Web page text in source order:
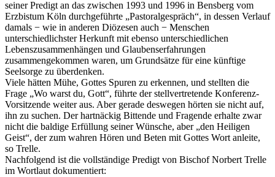
seiner Predigt an das zwischen 1993 und 1996 in Bensberg vom
Erzbistum Köln durchgeführte „Pastoralgespräch“, in dessen Verlauf
damals − wie in anderen Diözesen auch − Menschen
unterschiedlichster Herkunft mit ebenso unterschiedlichen
Lebenszusammenhängen und Glaubenserfahrungen
zusammengekommen waren, um Grundsätze für eine künftige
Seelsorge zu überdenken.
Viele hätten Mühe, Gottes Spuren zu erkennen, und stellten die
Frage „Wo warst du, Gott“, führte der stellvertretende Konferenz-
Vorsitzende weiter aus. Aber gerade deswegen hörten sie nicht auf,
ihn zu suchen. Der hartnäckig Bittende und Fragende erhalte zwar
nicht die baldige Erfüllung seiner Wünsche, aber „den Heiligen
Geist“, der zum wahren Hören und Beten mit Gottes Wort anleite,
so Trelle.
Nachfolgend ist die vollständige Predigt von Bischof Norbert Trelle
im Wortlaut dokumentiert: